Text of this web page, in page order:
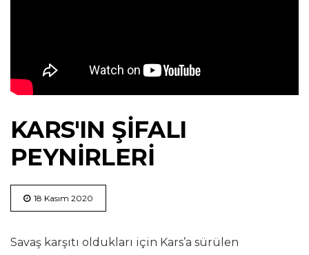
KARS'IN ŞİFALI
PEYNİRLERİ
18 Kasım 2020
Savaş karşıtı oldukları için Kars’a sürülen